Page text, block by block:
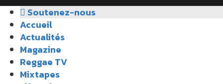
Soutenez-nous
Accueil
Actualités
Magazine
Reggae TV
Mixtapes